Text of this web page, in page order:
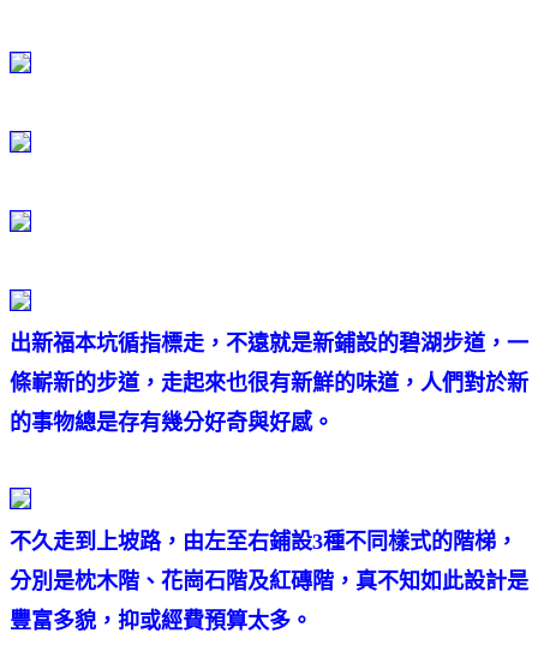
出新福本坑循指標走，不遠就是新鋪設的碧湖步道，一
條嶄新的步道，走起來也很有新鮮的味道，人們對於新
的事物總是存有幾分好奇與好感。
不久走到上坡路，由左至右鋪設3種不同樣式的階梯，
分別是枕木階、花崗石階及紅磚階，真不知如此設計是
豐富多貌，抑或經費預算太多。